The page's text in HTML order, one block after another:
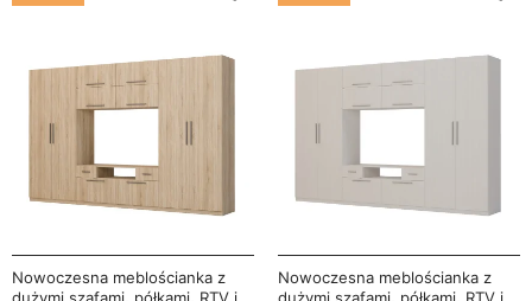
Nowoczesna meblościanka z
dużymi szafami, półkami, RTV i
Nowoczesna meblościanka z
dużymi szafami, półkami, RTV i